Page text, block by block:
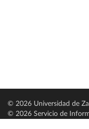
© 2026 Universidad de
© 2026 Servicio de